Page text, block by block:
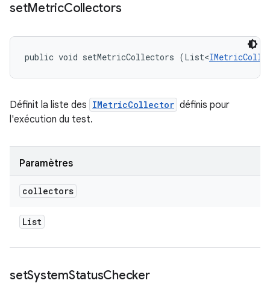
setMetricCollectors
public void setMetricCollectors (List<
Définit la liste des IMetricCollector définis pour
l'exécution du test.
Paramètres
collectors
List
setSystemStatusChecker